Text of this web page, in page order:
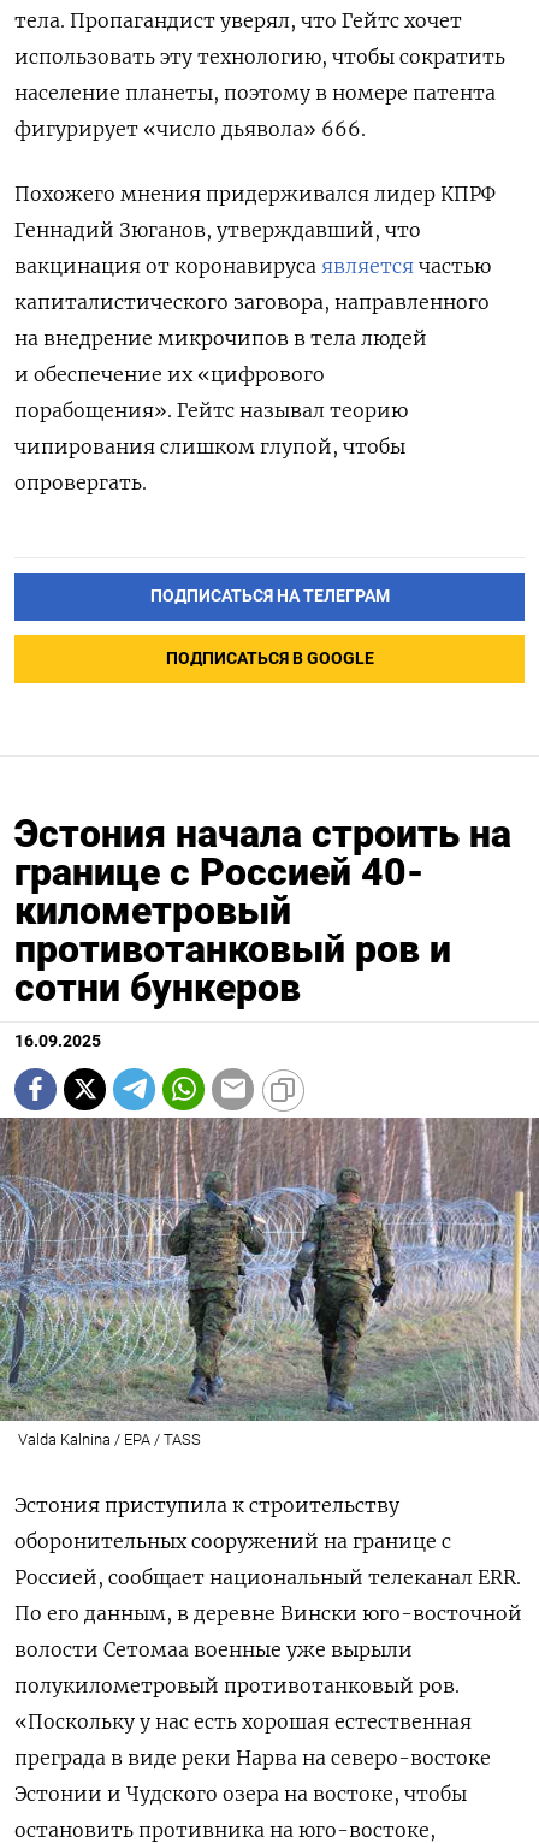
тела. Пропагандист уверял, что Гейтс хочет
использовать эту технологию, чтобы сократить
население планеты, поэтому в номере патента
фигурирует «число дьявола» 666.
Похожего мнения придерживался лидер КПРФ
Геннадий Зюганов, утверждавший, что
вакцинация от коронавируса является частью
капиталистического заговора, направленного
на внедрение микрочипов в тела людей
и обеспечение их «цифрового
порабощения». Гейтс называл теорию
чипирования слишком глупой, чтобы
опровергать.
ПОДПИСАТЬСЯ НА ТЕЛЕГРАМ
ПОДПИСАТЬСЯ В GOOGLE
Эстония начала строить на
границе с Россией 40-
километровый
противотанковый ров и
сотни бункеров
16.09.2025
Valda Kalnina / EPA / TASS
Эстония приступила к строительству
оборонительных сооружений на границе с
Россией, сообщает национальный телеканал ERR.
По его данным, в деревне Вински юго-восточной
волости Сетомаа военные уже вырыли
полукилометровый противотанковый ров.
«Поскольку у нас есть хорошая естественная
преграда в виде реки Нарва на северо-востоке
Эстонии и Чудского озера на востоке, чтобы
остановить противника на юго-востоке,